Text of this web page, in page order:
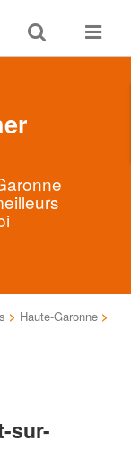
Toggle
search
Toggle
> Haute-Garonne >
sur-